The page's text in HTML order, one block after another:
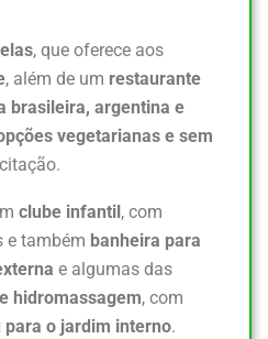
, que oferece aos
, além de um restaurante
brasileira, argentina e
vegetarianas e sem
clube infantil, com
e também banheira para
e algumas das
hidromassagem, com
para o jardim interno.